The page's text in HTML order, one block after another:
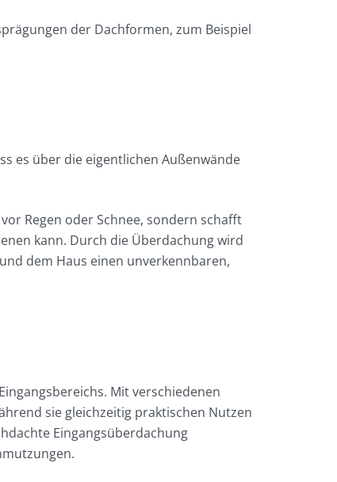
der Dachformen, zum Beispiel
es über die eigentlichen Außenwände
Regen oder Schnee, sondern schafft
kann. Durch die Überdachung wird
dem Haus einen unverkennbaren,
Mit verschiedenen
sie gleichzeitig praktischen Nutzen
Eingangsüberdachung